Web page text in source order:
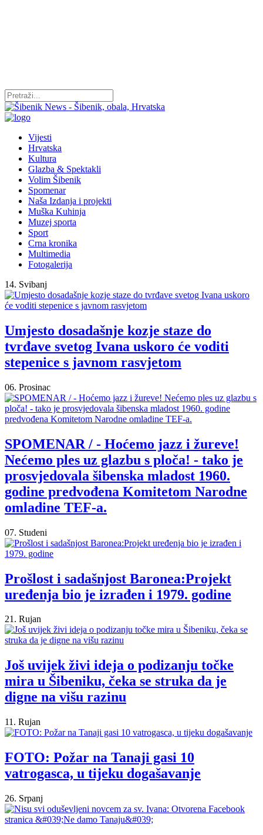
Vijesti
Hrvatska
Kultura
Glazba & Spektakli
Volim Šibenik
Spomenar
Naša Izdanja i projekti
Muška Kuhinja
Muzej sporta
Sport
Crna kronika
Multimedia
Fotogalerija
14. Svibanj
Umjesto dosadašnje kozje staze do
tvrđave svetog Ivana uskoro će voditi
stepenice s javnom rasvjetom
06. Prosinac
SPOMENAR / - Hoćemo jazz i žureve!
Nećemo ples uz glazbu s ploča! - tako je
prosvjedovala šibenska mladost 1960.
godine predvođena Komitetom Narodne
omladine TEF-a.
07. Studeni
Prošlost i sadašnjost Baronea:Projekt
uređenja bio je izrađen i 1979. godine
21. Rujan
Još uvijek živi ideja o podizanju točke
mira u Šibeniku, čeka se struka da je
digne na višu razinu
11. Rujan
FOTO: Požar na Tanaji gasi 10
vatrogasca, u tijeku dogašavanje
26. Srpanj